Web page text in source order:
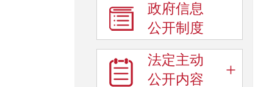
政府信息
公开制度
法定主动
公开内容
+